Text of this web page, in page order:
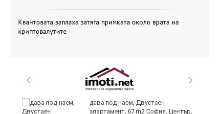
Квантовата заплаха затяга примката около врата на
криптовалутите
дава под наем, Двустаен
апартамент, 67 m2 София, Център,